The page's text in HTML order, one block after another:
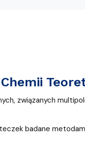
związanych
badane